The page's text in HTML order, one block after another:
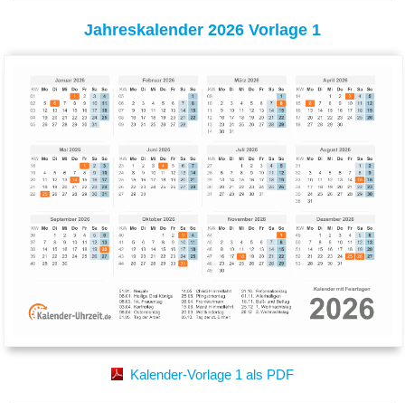
Jahreskalender 2026 Vorlage 1
Kalender-Vorlage 1 als PDF